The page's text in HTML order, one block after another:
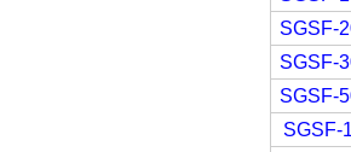
SGSF-
SGSF-
SGSF-
SGSF-